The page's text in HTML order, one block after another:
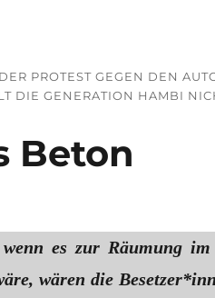
PROTEST GEGEN DEN
DIE GENERATION HAMBI
Beton
wenn es zur Räumung
wären die